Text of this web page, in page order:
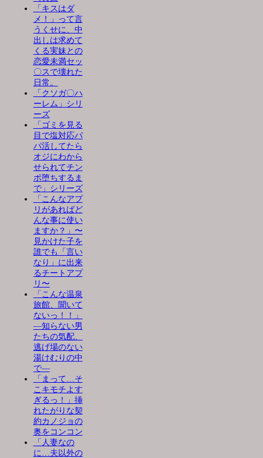
「キスはダ
メ！」って言
うくせに、中
出しは求めて
くる実妹との
恋愛未満セッ
〇スで壊れた
日常。
「クソガ〇ハ
ーレム」シリ
ーズ
「ゴミを見る
目で塩対応パ
パ活してたら
オジにわから
せられてチン
ポ堕ちするま
で」シリーズ
「こんなアプ
リがあればど
んな事に使い
ますか？」〜
見かけた子を
誰でも「言い
なり」に出来
るチートアプ
リ〜
「こんな温泉
旅館、聞いて
ないっ！！」
―知らない男
たちの気配、
逃げ場のない
湯けむりの中
で―
「まって…そ
こキモチよす
ぎるっ！」挿
れたがりな契
約カノジョの
奥をコンコン
「人妻なの
に…夫以外の